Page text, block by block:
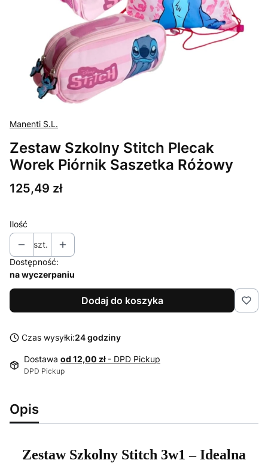
Manenti S.L.
Zestaw Szkolny Stitch Plecak
Worek Piórnik Saszetka Różowy
Cena
125,49 zł
Ilość
szt.
Dostępność:
na wyczerpaniu
Dodaj do koszyka
Czas wysyłki:24 godziny
Dostawa od 12,00 zł - DPD Pickup
DPD Pickup
Opis
Zestaw Szkolny Stitch 3w1 – Idealna